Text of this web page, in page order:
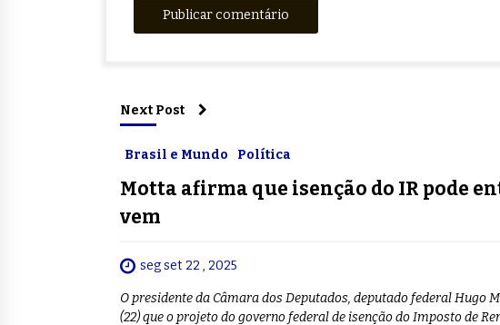
Next Post
Brasil e Mundo Política
Motta afirma que isenção do IR pode
vem
seg set 22 , 2025
O presidente da Câmara dos Deputados, deputado federal Hugo
(22) que o projeto do governo federal de isenção do Imposto de